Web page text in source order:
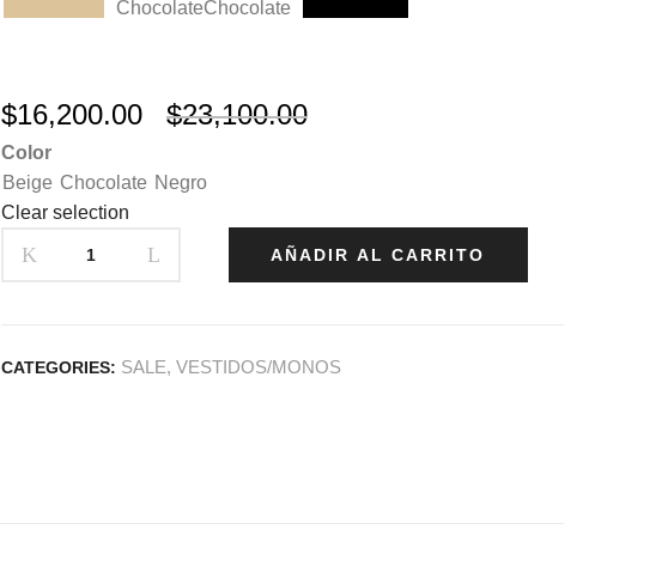
ChocolateChocolate
$23,100.00
$16,200.00
Color
Beige Chocolate Negro
Clear selection
AÑADIR AL CARRITO
CATEGORIES: SALE, VESTIDOS/MONOS